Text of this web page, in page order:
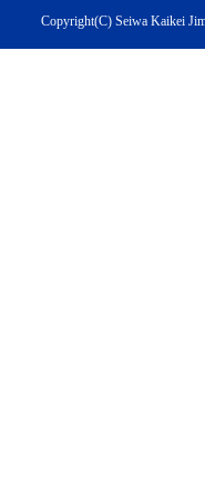
Copyright(C) Seiwa Kaikei